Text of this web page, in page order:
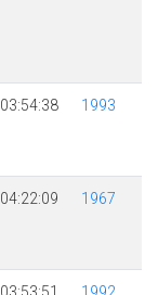
03:54:38 1993
04:22:09 1967